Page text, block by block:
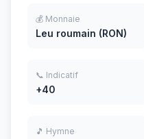
💰 Monnaie
Leu roumain (RON)
📞 Indicatif
+40
🎵 Hymne